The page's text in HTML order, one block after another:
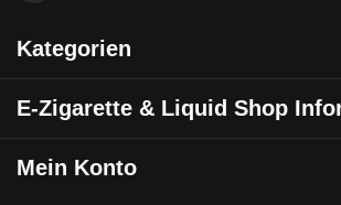
Kategorien
E-Zigarette & Liquid Shop
Mein Konto